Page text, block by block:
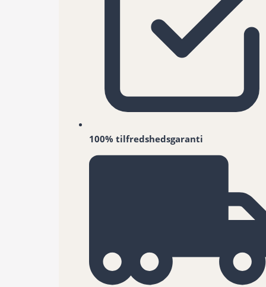
100% tilfredshedsgaranti